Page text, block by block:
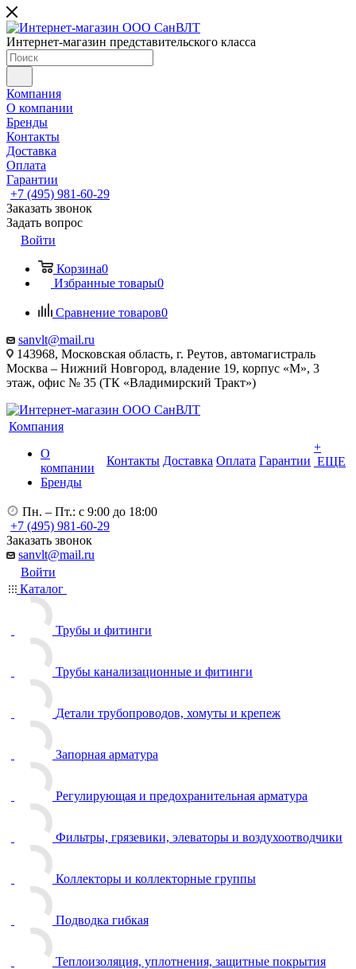
Интернет-магазин представительского класса
Компания
О компании
Бренды
Контакты
Доставка
Оплата
Гарантии
+7 (495) 981-60-29
Заказать звонок
Задать вопрос
Войти
Корзина0
Избранные товары0
Сравнение товаров0
sanvlt@mail.ru
143968, Московская область, г. Реутов, автомагистраль
Москва – Нижний Новгород, владение 19, корпус «М», 3
этаж, офис № 35 (ТК «Владимирский Тракт»)
Компания
О
компании
Бренды
Контакты Доставка Оплата Гарантии
+
ЕЩЕ
Пн. – Пт.: с 9:00 до 18:00
+7 (495) 981-60-29
Заказать звонок
sanvlt@mail.ru
Войти
Каталог
Трубы и фитинги
Трубы канализационные и фитинги
Детали трубопроводов, хомуты и крепеж
Запорная арматура
Регулирующая и предохранительная арматура
Фильтры, грязевики, элеваторы и воздухоотводчики
Коллекторы и коллекторные группы
Подводка гибкая
Теплоизоляция, уплотнения, защитные покрытия